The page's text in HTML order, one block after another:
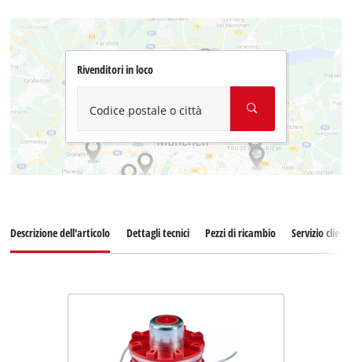
Rivenditori in loco
Codice postale o città
Descrizione dell'articolo Dettagli tecnici Pezzi di ricambio Servizio clienti